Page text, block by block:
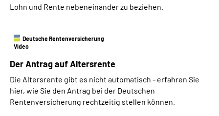
Lohn und Rente nebeneinander zu beziehen.
Deutsche Rentenversicherung
Video
Der Antrag auf Altersrente
Die Altersrente gibt es nicht automatisch - erfahren Sie
hier, wie Sie den Antrag bei der Deutschen
Rentenversicherung rechtzeitig stellen können.